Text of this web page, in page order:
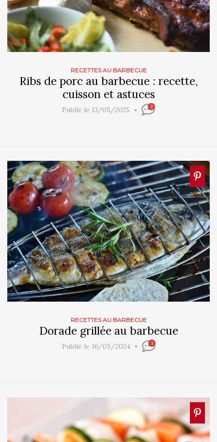
RECETTES AU BARBECUE
Ribs de porc au barbecue : recette,
cuisson et astuces
Publié le 13/05/2025 2
RECETTES AU BARBECUE
Dorade grillée au barbecue
Publié le 16/05/2024 1